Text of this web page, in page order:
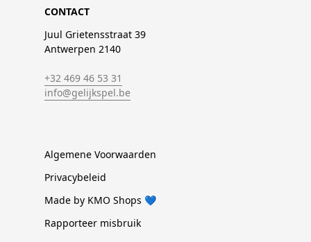
CONTACT
Juul Grietensstraat 39
Antwerpen 2140
+32 469 46 53 31
info@gelijkspel.be
Algemene Voorwaarden
Privacybeleid
Made by KMO Shops 💙
Rapporteer misbruik